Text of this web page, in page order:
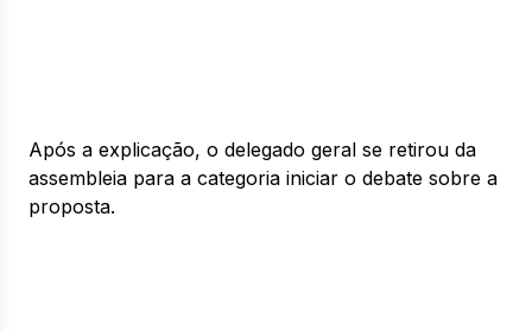
Após a explicação, o delegado geral se retirou da
assembleia para a categoria iniciar o debate sobre a
proposta.